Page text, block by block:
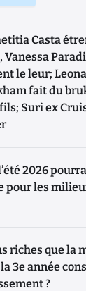
Casta
le leur;
fait du
Suri ex
2026
les
riches que la
3e année
?